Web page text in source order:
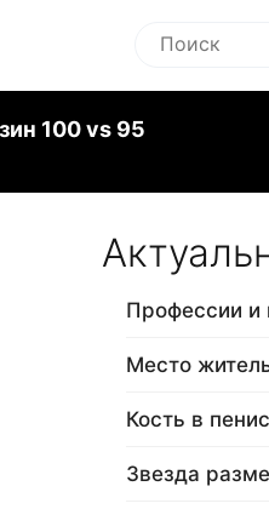
100 vs 95
Кость в
Звезда